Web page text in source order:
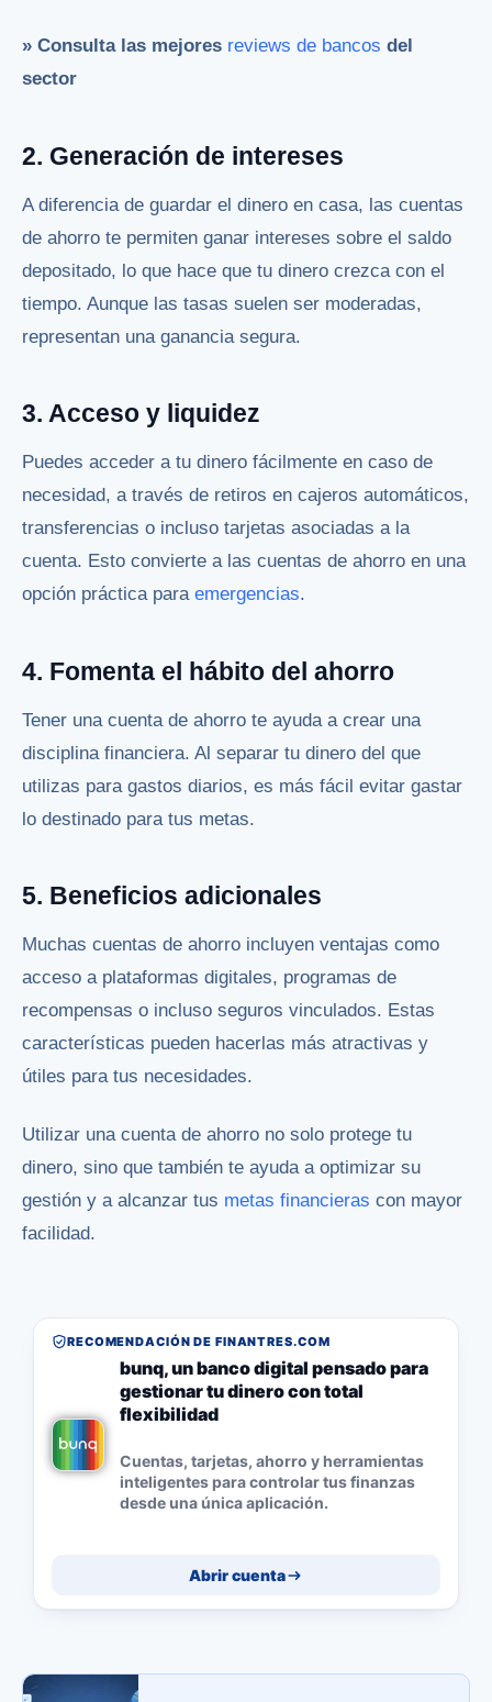
» Consulta las mejores reviews de bancos del
sector
2. Generación de intereses
A diferencia de guardar el dinero en casa, las cuentas
de ahorro te permiten ganar intereses sobre el saldo
depositado, lo que hace que tu dinero crezca con el
tiempo. Aunque las tasas suelen ser moderadas,
representan una ganancia segura.
3. Acceso y liquidez
Puedes acceder a tu dinero fácilmente en caso de
necesidad, a través de retiros en cajeros automáticos,
transferencias o incluso tarjetas asociadas a la
cuenta. Esto convierte a las cuentas de ahorro en una
opción práctica para emergencias.
4. Fomenta el hábito del ahorro
Tener una cuenta de ahorro te ayuda a crear una
disciplina financiera. Al separar tu dinero del que
utilizas para gastos diarios, es más fácil evitar gastar
lo destinado para tus metas.
5. Beneficios adicionales
Muchas cuentas de ahorro incluyen ventajas como
acceso a plataformas digitales, programas de
recompensas o incluso seguros vinculados. Estas
características pueden hacerlas más atractivas y
útiles para tus necesidades.
Utilizar una cuenta de ahorro no solo protege tu
dinero, sino que también te ayuda a optimizar su
gestión y a alcanzar tus metas financieras con mayor
facilidad.
RECOMENDACIÓN DE FINANTRES.COM
bunq, un banco digital pensado para
gestionar tu dinero con total
flexibilidad
Cuentas, tarjetas, ahorro y herramientas
inteligentes para controlar tus finanzas
desde una única aplicación.
Abrir cuenta